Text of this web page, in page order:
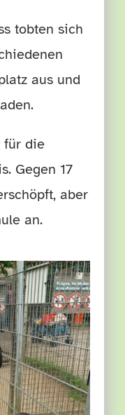
tobten sich
aus und
für die
Gegen 17
aber
an.